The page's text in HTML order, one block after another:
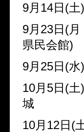
9月 14日(土)
9月 23日(
県民会館)
9月 25日(水)
10月 5日(土)
城
10月 12日(